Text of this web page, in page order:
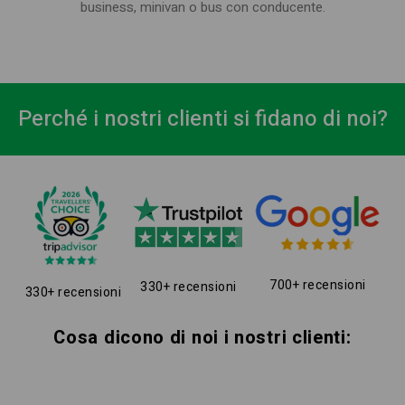
business, minivan o bus con conducente.
Perché i nostri clienti si fidano di noi?
330+ recensioni 330+ recensioni 700+ recensioni
Cosa dicono di noi i nostri clienti: